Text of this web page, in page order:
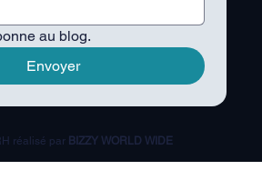
au blog.
Envoyer
réalisé par BIZZY WORLD WIDE